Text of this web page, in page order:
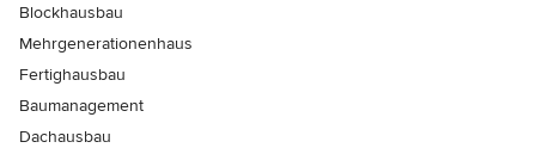
Blockhausbau
Mehrgenerationenhaus
Fertighausbau
Baumanagement
Dachausbau